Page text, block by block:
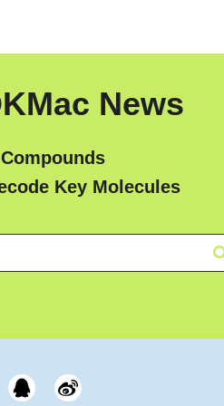
News
Key Molecules